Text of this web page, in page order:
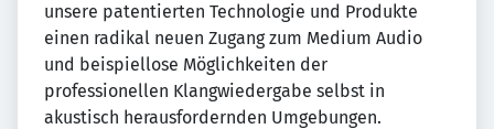
unsere patentierten Technologie und Produkte
einen radikal neuen Zugang zum Medium Audio
und beispiellose Möglichkeiten der
professionellen Klangwiedergabe selbst in
akustisch herausfordernden Umgebungen.